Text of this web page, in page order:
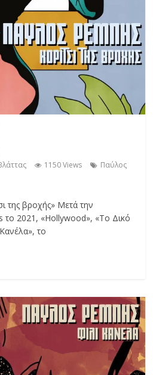
1150 Views
Παύλος
της βροχής» Μετά την
το 2021, «Hollywood», «Το Δικό
το